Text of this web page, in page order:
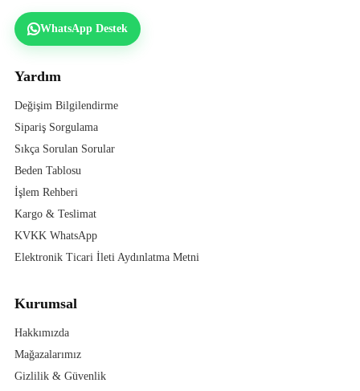
WhatsApp Destek
Yardım
Değişim Bilgilendirme
Sipariş Sorgulama
Sıkça Sorulan Sorular
Beden Tablosu
İşlem Rehberi
Kargo & Teslimat
KVKK WhatsApp
Elektronik Ticari İleti Aydınlatma Metni
Kurumsal
Hakkımızda
Mağazalarımız
Gizlilik & Güvenlik